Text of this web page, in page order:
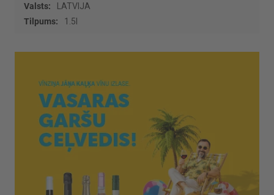
Vairāk
informācijas
LATVIJA
1.5l